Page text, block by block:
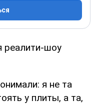
реалити-шоу
я не та
у плиты, а та,